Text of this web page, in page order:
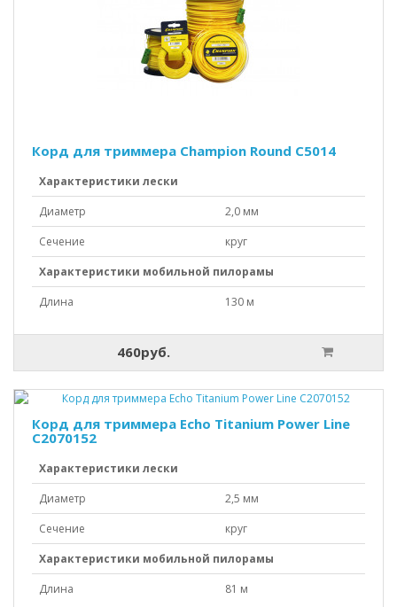
Корд для триммера Champion Round C5014
Характеристики лески
Диаметр
2,0 мм
Сечение
круг
Характеристики мобильной пилорамы
Длина
130 м
460руб.
Корд для триммера Echo Titanium Power Line
C2070152
Характеристики лески
Диаметр
2,5 мм
Сечение
круг
Характеристики мобильной пилорамы
Длина
81 м